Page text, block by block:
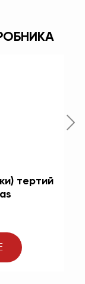
тертий